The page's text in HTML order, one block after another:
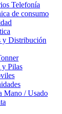
Telefonía
de consumo
y Distribución
y Pilas
Mano / Usado